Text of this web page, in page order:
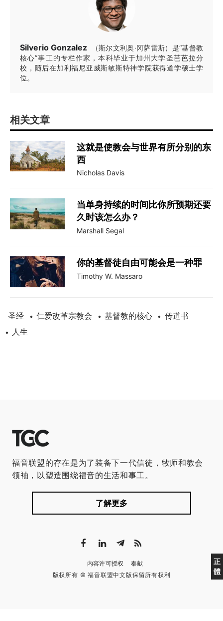
Silverio Gonzalez
（斯尔文利奥·冈萨雷斯）是“基督教
核心”事工的专栏作家，本科毕业于加州大学圣芭芭拉分
校，随后在加利福尼亚威斯敏斯特神学院获得道学硕士学
位。
相关文章
这就是使教会与世界有所分别的东
西
Nicholas Davis
当单身持续的时间比你所预期还要
久时该怎么办？
Marshall Segal
你的基督徒自由可能会是一种罪
Timothy W. Massaro
圣经 • 仁爱改革宗教会 • 基督教的核心 • 传道书
• 人生
正
體
福音联盟的存在是为了装备下一代信徒，牧师和教会
领袖，以塑造围绕福音的生活和事工。
了解更多
内容许可授权
奉献
版权所有 © 福音联盟中文版保留所有权利